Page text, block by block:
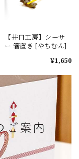
【井口工房】シーサ
ー 箸置き [やちむん]
¥1,650